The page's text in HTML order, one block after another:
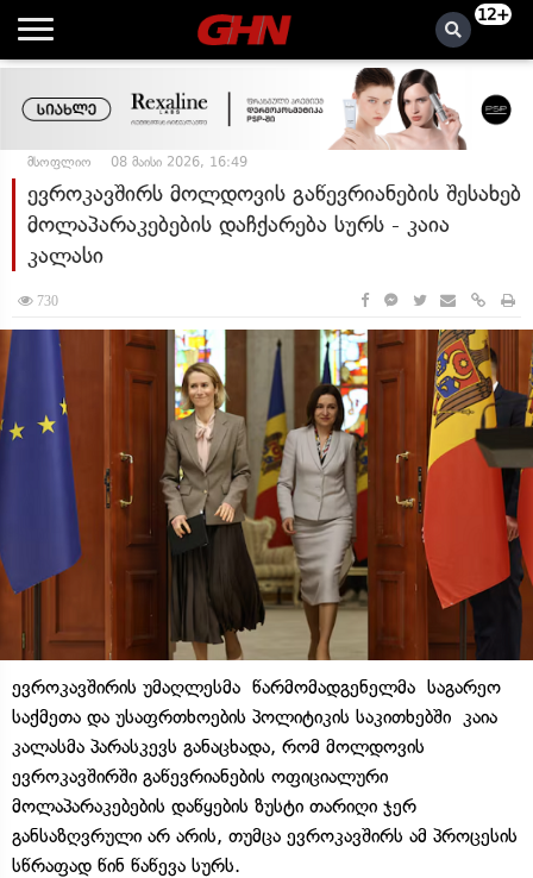
12+
მსოფლიო 08 მაისი 2026, 16:49
ევროკავშირს მოლდოვის გაწევრიანების შესახებ
მოლაპარაკებების დაჩქარება სურს - კაია
კალასი
730
ევროკავშირის უმაღლესმა წარმომადგენელმა საგარეო
საქმეთა და უსაფრთხოების პოლიტიკის საკითხებში კაია
კალასმა პარასკევს განაცხადა, რომ მოლდოვის
ევროკავშირში გაწევრიანების ოფიციალური
მოლაპარაკებების დაწყების ზუსტი თარიღი ჯერ
განსაზღვრული არ არის, თუმცა ევროკავშირს ამ პროცესის
სწრაფად წინ წაწევა სურს.